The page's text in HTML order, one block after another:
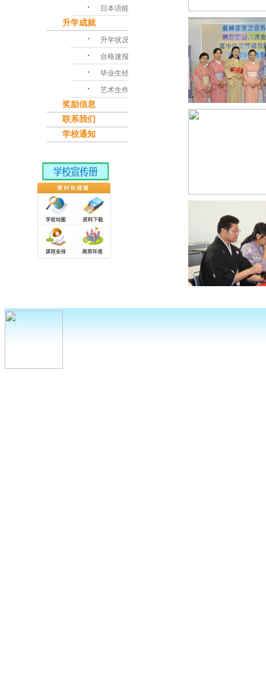
･ 日本语能力考试
升学成就
･ 升学状况
･ 合格速报
･ 毕业生经验谈
･ 艺术生作品集
奖励信息
联系我们
学校通知